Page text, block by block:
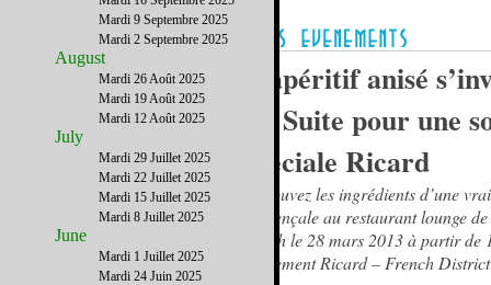
L’apéritif anisé
La Suite pour une
spéciale Ricard
Retrouvez les ingrédients d’une
provençale au restaurant lounge
Beach le 28 mars 2013 à partir de
évènement Ricard – French
Mardi 9 Septembre 2025
Mardi 2 Septembre 2025
August
Mardi 26 Août 2025
Mardi 19 Août 2025
Mardi 12 Août 2025
July
Mardi 29 Juillet 2025
Mardi 22 Juillet 2025
Mardi 15 Juillet 2025
Mardi 8 Juillet 2025
June
Mardi 1 Juillet 2025
Mardi 24 Juin 2025